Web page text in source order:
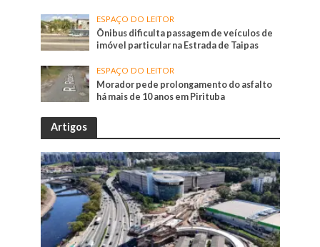
ESPAÇO DO LEITOR
Ônibus dificulta passagem de veículos de
imóvel particular na Estrada de Taipas
ESPAÇO DO LEITOR
Morador pede prolongamento do asfalto
há mais de 10 anos em Pirituba
Artigos